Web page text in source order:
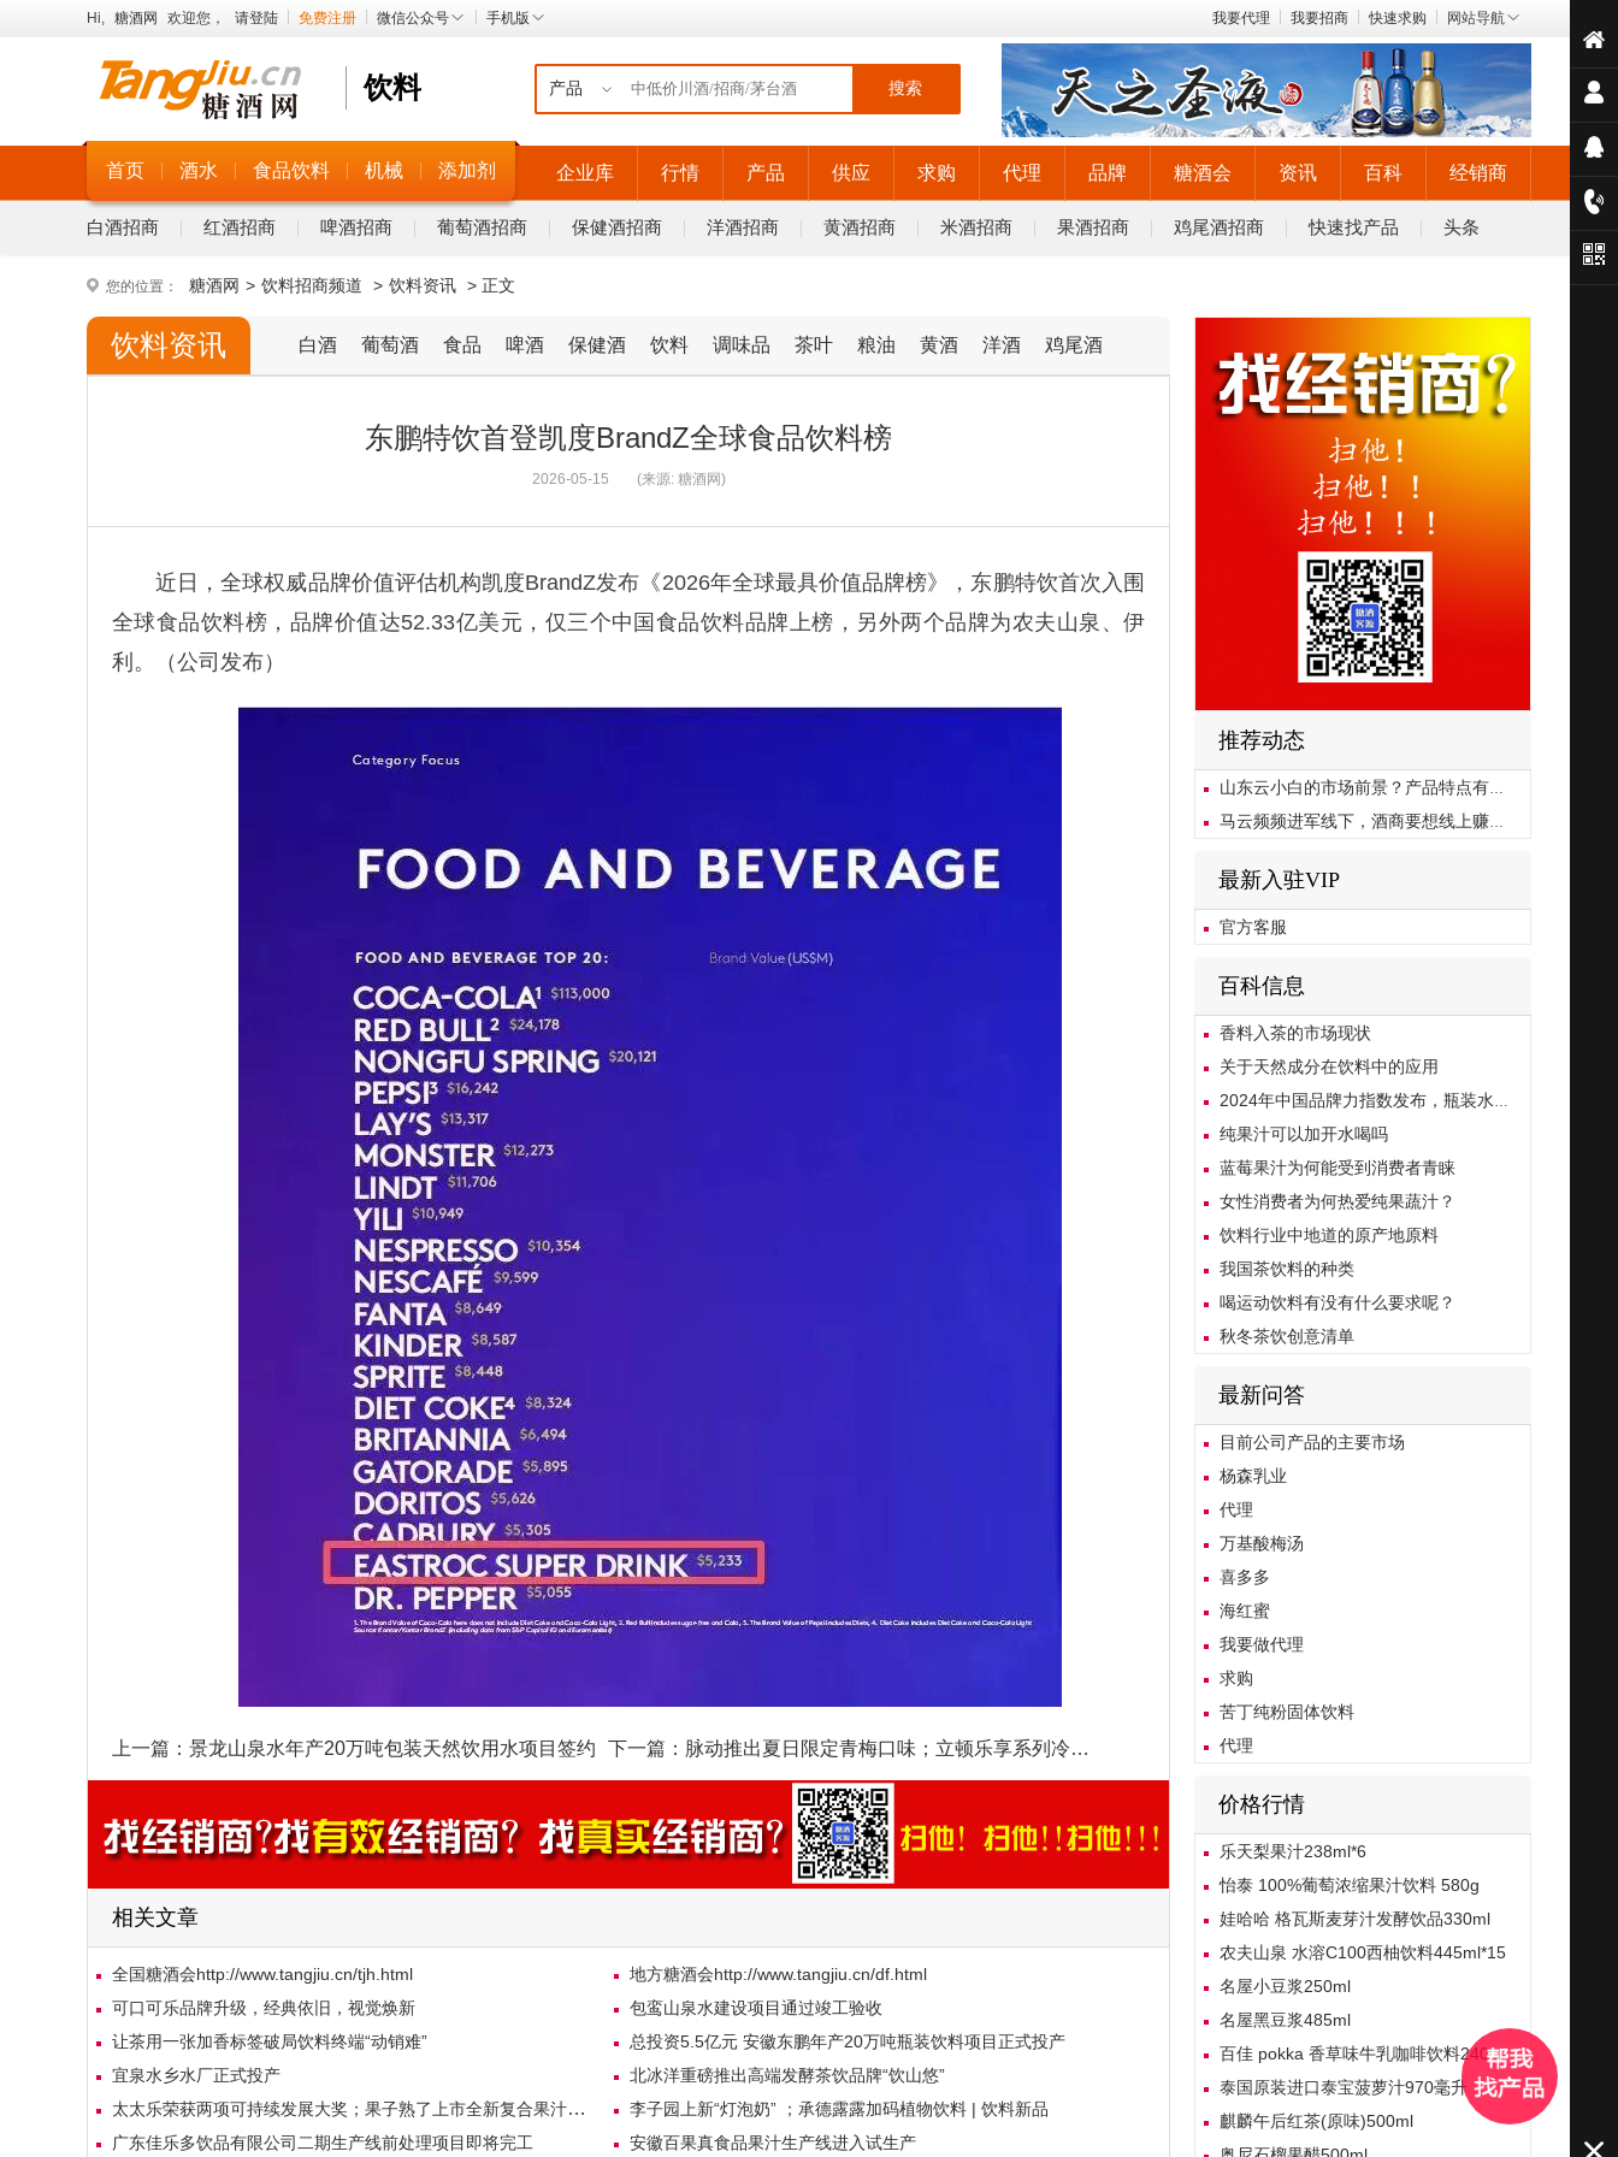
Hi, 糖酒网 欢迎您， 请登陆 免费注册 微信公众号 手机版 我要代理 我要招商 快速求购 网站导航
饮料 搜索
首页 酒水 食品饮料 机械 添加剂 企业库 行情 产品 供应 求购 代理 品牌 糖酒会 资讯 百科 经销商
白酒招商 红酒招商 啤酒招商 葡萄酒招商 保健酒招商 洋酒招商 黄酒招商 米酒招商 果酒招商 鸡尾酒招商 快速找产品 头条
您的位置： 糖酒网 > 饮料招商频道 > 饮料资讯 > 正文
饮料资讯 白酒 葡萄酒 食品 啤酒 保健酒 饮料 调味品 茶叶 粮油 黄酒 洋酒 鸡尾酒
东鹏特饮首登凯度BrandZ全球食品饮料榜
2026-05-15 (来源: 糖酒网)
近日，全球权威品牌价值评估机构凯度BrandZ发布《2026年全球最具价值品牌榜》，东鹏特饮首次入围
全球食品饮料榜，品牌价值达52.33亿美元，仅三个中国食品饮料品牌上榜，另外两个品牌为农夫山泉、伊
利。（公司发布）
上一篇： 景龙山泉水年产20万吨包装天然饮用水项目签约 下一篇： 脉动推出夏日限定青梅口味；立顿乐享系列冷泡茶上新
相关文章
全国糖酒会http://www.tangjiu.cn/tjh.html
地方糖酒会http://www.tangjiu.cn/df.html
可口可乐品牌升级，经典依旧，视觉焕新
包鸾山泉水建设项目通过竣工验收
让茶用一张加香标签破局饮料终端“动销难”
总投资5.5亿元 安徽东鹏年产20万吨瓶装饮料项目正式投产
宜泉水乡水厂正式投产
北冰洋重磅推出高端发酵茶饮品牌“饮山悠”
太太乐荣获两项可持续发展大奖；果子熟了上市全新复合果汁饮料“粉的柠檬汁”
李子园上新“灯泡奶” ；承德露露加码植物饮料 | 饮料新品
广东佳乐多饮品有限公司二期生产线前处理项目即将完工
安徽百果真食品果汁生产线进入试生产
推荐动态
山东云小白的市场前景？产品特点有哪些？
马云频频进军线下，酒商要想线上赚钱，这四种方法值得一试
最新入驻VIP
官方客服
百科信息
香料入茶的市场现状
关于天然成分在饮料中的应用
2024年中国品牌力指数发布，瓶装水品牌排行榜！
纯果汁可以加开水喝吗
蓝莓果汁为何能受到消费者青睐
女性消费者为何热爱纯果蔬汁？
饮料行业中地道的原产地原料
我国茶饮料的种类
喝运动饮料有没有什么要求呢？
秋冬茶饮创意清单
最新问答
目前公司产品的主要市场
杨森乳业
代理
万基酸梅汤
喜多多
海红蜜
我要做代理
求购
苦丁纯粉固体饮料
代理
价格行情
乐天梨果汁238ml*6
怡泰 100%葡萄浓缩果汁饮料 580g
娃哈哈 格瓦斯麦芽汁发酵饮品330ml
农夫山泉 水溶C100西柚饮料445ml*15
名屋小豆浆250ml
名屋黑豆浆485ml
百佳 pokka 香草味牛乳咖啡饮料240ml*4
泰国原装进口泰宝菠萝汁970毫升
麒麟午后红茶(原味)500ml